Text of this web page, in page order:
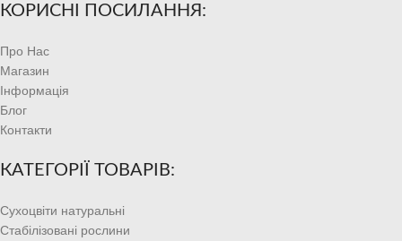
КОРИСНІ ПОСИЛАННЯ:
Про Нас
Магазин
Інформація
Блог
Контакти
КАТЕГОРІЇ ТОВАРІВ:
Сухоцвіти натуральні
Стабілізовані рослини